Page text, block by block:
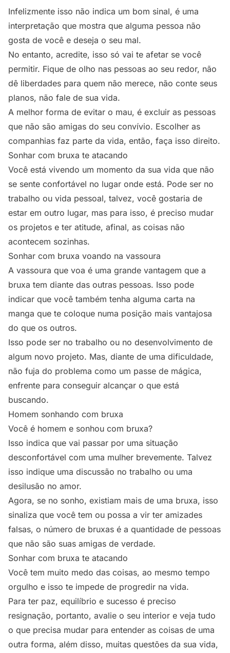
Infelizmente isso não indica um bom sinal, é uma
interpretação que mostra que alguma pessoa não
gosta de você e deseja o seu mal.
No entanto, acredite, isso só vai te afetar se você
permitir. Fique de olho nas pessoas ao seu redor, não
dê liberdades para quem não merece, não conte seus
planos, não fale de sua vida.
A melhor forma de evitar o mau, é excluir as pessoas
que não são amigas do seu convívio. Escolher as
companhias faz parte da vida, então, faça isso direito.
Sonhar com bruxa te atacando
Você está vivendo um momento da sua vida que não
se sente confortável no lugar onde está. Pode ser no
trabalho ou vida pessoal, talvez, você gostaria de
estar em outro lugar, mas para isso, é preciso mudar
os projetos e ter atitude, afinal, as coisas não
acontecem sozinhas.
Sonhar com bruxa voando na vassoura
A vassoura que voa é uma grande vantagem que a
bruxa tem diante das outras pessoas. Isso pode
indicar que você também tenha alguma carta na
manga que te coloque numa posição mais vantajosa
do que os outros.
Isso pode ser no trabalho ou no desenvolvimento de
algum novo projeto. Mas, diante de uma dificuldade,
não fuja do problema como um passe de mágica,
enfrente para conseguir alcançar o que está
buscando.
Homem sonhando com bruxa
Você é homem e sonhou com bruxa?
Isso indica que vai passar por uma situação
desconfortável com uma mulher brevemente. Talvez
isso indique uma discussão no trabalho ou uma
desilusão no amor.
Agora, se no sonho, existiam mais de uma bruxa, isso
sinaliza que você tem ou possa a vir ter amizades
falsas, o número de bruxas é a quantidade de pessoas
que não são suas amigas de verdade.
Sonhar com bruxa te atacando
Você tem muito medo das coisas, ao mesmo tempo
orgulho e isso te impede de progredir na vida.
Para ter paz, equilíbrio e sucesso é preciso
resignação, portanto, avalie o seu interior e veja tudo
o que precisa mudar para entender as coisas de uma
outra forma, além disso, muitas questões da sua vida,